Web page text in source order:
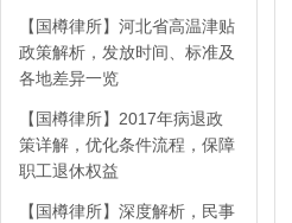
【国樽律所】河北省高温津贴
政策解析，发放时间、标准及
各地差异一览
【国樽律所】2017年病退政
策详解，优化条件流程，保障
职工退休权益
【国樽律所】深度解析，民事